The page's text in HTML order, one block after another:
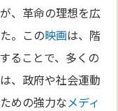
、革命の理想を広
。この映画は、階
ることで、多くの
は、政府や社会運動
めの強力なメディ